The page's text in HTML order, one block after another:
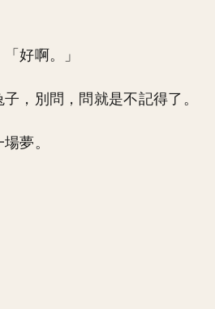
「好啊。」
，別問，問就是不記得了。
夢。